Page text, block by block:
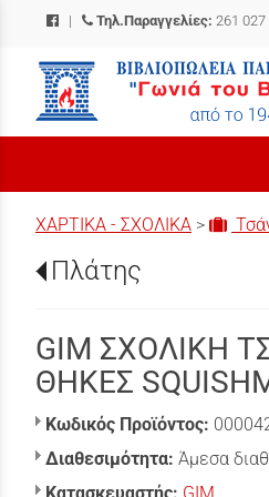
| Τηλ.Παραγγελίες: 261 027
/
ΧΑΡΤΙΚΑ - ΣΧΟΛΙΚΑ >
Πλάτης
GIM ΣΧΟΛΙΚΗ
ΘΗΚΕΣ
Κωδικός Προϊόντος:
Διαθεσιμότητα: Άμεσα